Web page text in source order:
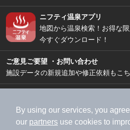
By using our services, you
our partners use cookies to
ニフティ温泉アプリ
地図から温泉検索！お得な限
今すぐダウンロード！
ご意見ご要望 ・お問い合わせ
施設データの新規追加や修正依頼もこ
加盟店募集（資料請求）
利用規約
ライフスタイル